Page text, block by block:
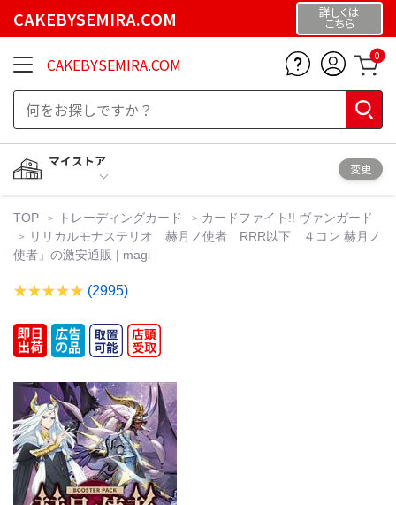
CAKEBYSEMIRA.COM 詳しくは
こちら
CAKEBYSEMIRA.COM 0
マイストア
変更
TOP トレーディングカード
カードファイト!! ヴァンガード
リリカルモナステリオ 赫月ノ使者 RRR以下 ４コン 赫月ノ
使者」の激安通販 | magi
(2995)